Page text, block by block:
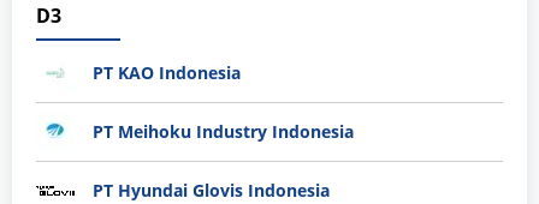
D3
PT KAO Indonesia
PT Meihoku Industry Indonesia
PT Hyundai Glovis Indonesia